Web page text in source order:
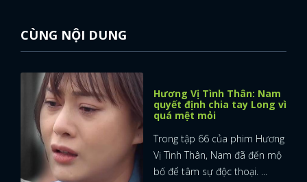
CÙNG NỘI DUNG
Hương Vị Tình Thân: Nam
quyết định chia tay Long vì
quá mệt mỏi
Trong tập 66 của phim Hương
Vị Tình Thân, Nam đã đến mộ
bố để tâm sự độc thoại. ...